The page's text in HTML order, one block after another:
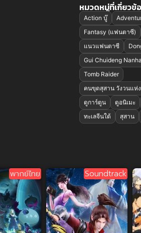
หมวดหมู่ที่เกี่ยวข้
Action บู๊
Fantasy (แฟนตาซี)
แนวแฟนตาซี
Gui Chuideng
Tomb Raider
คนขุดสุสาน วังวนแห่
ดูการ์ตูน
ดูอนิเมะ
ทะเลจีนใต้
สุสาน
พากย์ไทย Soundtrack